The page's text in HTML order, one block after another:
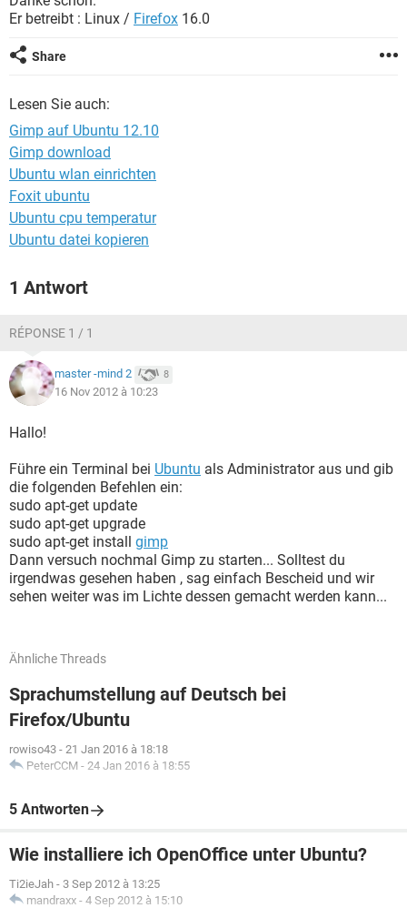
Er betreibt : Linux / Firefox 16.0
Share
Lesen Sie auch:
Gimp auf Ubuntu 12.10
Gimp download
Ubuntu wlan einrichten
Foxit ubuntu
Ubuntu cpu temperatur
Ubuntu datei kopieren
1 Antwort
RÉPONSE 1 / 1
master -mind 2 8
16 Nov 2012 à 10:23
Hallo!
Führe ein Terminal bei Ubuntu als Administrator aus und gib
die folgenden Befehlen ein:
sudo apt-get update
sudo apt-get upgrade
sudo apt-get install gimp
Dann versuch nochmal Gimp zu starten... Solltest du
irgendwas gesehen haben , sag einfach Bescheid und wir
sehen weiter was im Lichte dessen gemacht werden kann...
Ähnliche Threads
Sprachumstellung auf Deutsch bei
Firefox/Ubuntu
rowiso43 - 21 Jan 2016 à 18:18
PeterCCM - 24 Jan 2016 à 18:55
5 Antworten
Wie installiere ich OpenOffice unter Ubuntu?
Ti2ieJah - 3 Sep 2012 à 13:25
mandraxx - 4 Sep 2012 à 15:10